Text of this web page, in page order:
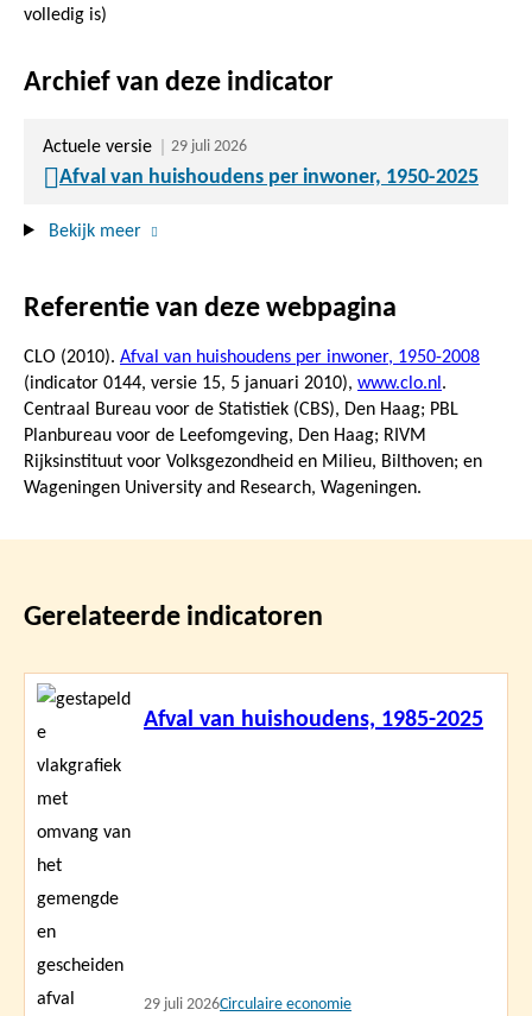
volledig is)
Archief van deze indicator
Actuele versie 29 juli 2026
Afval van huishoudens per inwoner, 1950-2025
Bekijk meer
Referentie van deze webpagina
CLO (2010). Afval van huishoudens per inwoner, 1950-2008
(indicator 0144, versie 15, 5 januari 2010), www.clo.nl .
Centraal Bureau voor de Statistiek (CBS), Den Haag; PBL
Planbureau voor de Leefomgeving, Den Haag; RIVM
Rijksinstituut voor Volksgezondheid en Milieu, Bilthoven; en
Wageningen University and Research, Wageningen.
Gerelateerde indicatoren
Afval van huishoudens, 1985-2025
29 juli 2026Circulaire economie
Lees